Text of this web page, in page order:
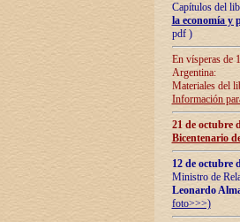
Capítulos del
la economía y
pdf )
En vísperas de
Argentina:
Materiales del
Información
21 de octubre
Bicentenario
12 de octubre
Ministro de
Leonardo
foto>>>)